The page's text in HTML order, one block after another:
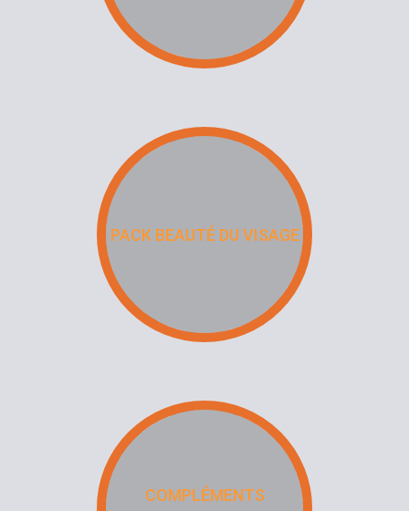
PACK BEAUTÉ DU VISAGE
COMPLÉMENTS